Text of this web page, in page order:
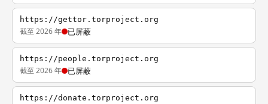
https://gettor.torproject.org
截至 2026 年 已屏蔽
https://people.torproject.org
截至 2026 年 已屏蔽
https://donate.torproject.org